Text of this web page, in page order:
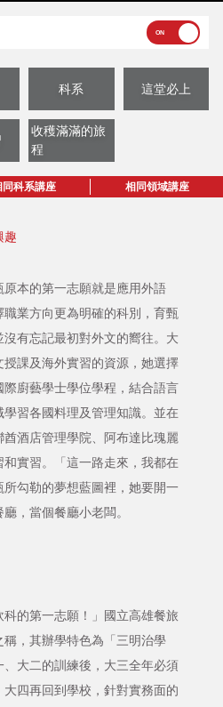
科系 這堂必上
收穫滿滿的旅
程
同科系講座 相同領域講座
趣
本的第一志願就是應用外語
業方向更為明確的科別，育甄
有忘記最初對外文的嚮往。大
課及海外實習的資源，她選擇
廚藝學士學位學程，結合語言
習各國料理及管理知識。並在
酒店管理學院、阿布達比瑰麗
實習。「這一路走來，我都在
勾勒的夢想藍圖裡，她要開一
，當個餐廳小老闆。
科的第一志願！」國立高雄餐旅
，其辦學特色為「三明治學
大二的訓練後，大三全年必須
四再回到學校，針對實務面的